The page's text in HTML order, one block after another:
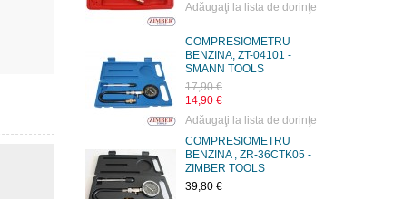
Adăugaţi la lista de dorinţe
COMPRESIOMETRU
BENZINA, ZT-04101 -
SMANN TOOLS
17,90 €
14,90 €
Adăugaţi la lista de dorinţe
COMPRESIOMETRU
BENZINA , ZR-36CTK05 -
ZIMBER TOOLS
39,80 €